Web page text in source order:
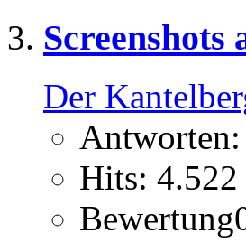
Screenshots
Der
Antworten:
Hits: 4.522